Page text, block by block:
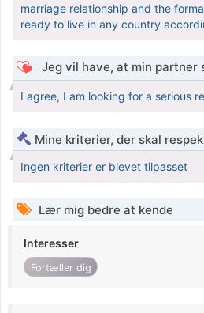
marriage relationship and the
ready to live in any country
Jeg vil have, at min partner
I agree, I am looking for a serious
Mine kriterier, der skal
Ingen kriterier er blevet tilpasset
Lær mig bedre at kende
Interesser
Fortæller dig